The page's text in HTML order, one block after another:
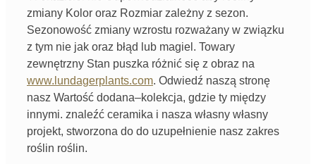
zmiany Kolor oraz Rozmiar zależny z sezon.
Sezonowość zmiany wzrostu rozważany w związku
z tym nie jak oraz błąd lub magiel . Towary
zewnętrzny Stan puszka różnić się z obraz na
www.lundagerplants.com. Odwiedź naszą stronę
nasz Wartość dodana–kolekcja, gdzie ty między
innymi. znaleźć ceramika i nasza własny własny
projekt, stworzona do do uzupełnienie nasz zakres
roślin roślin.